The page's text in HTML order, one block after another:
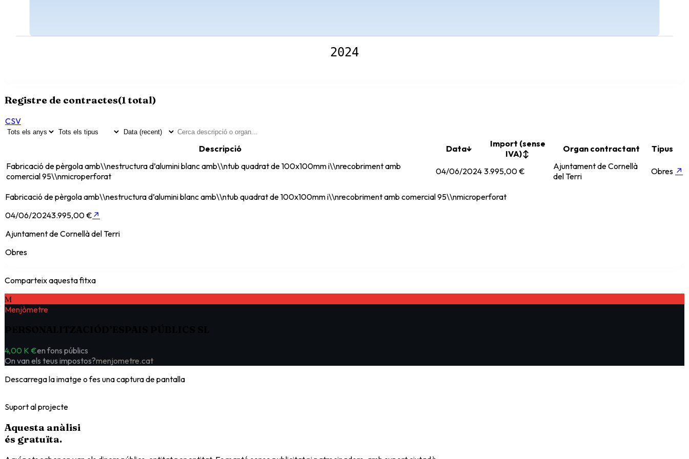
2024
Registre de contractes(1total)
CSV
Descripció Data↓
Import (sense
IVA)↕ Organ contractant
Tipus
Fabricació de pèrgola amb\\nestructura d’alumini blanc amb\\ntub quadrat de 100x100mm i\\nrecobriment amb
comercial 95\\nmicroperforat
04/06/2024 3.995,00 €
Ajuntament de Cornellà
del Terri
Obres ↗
Fabricació de pèrgola amb\\nestructura d’alumini blanc amb\\ntub quadrat de 100x100mm i\\nrecobriment amb comercial 95\\nmicroperforat
04/06/20243.995,00 € ↗
Ajuntament de Cornellà del Terri
Obres
Comparteix aquesta fitxa
M
Menjòmetre
4,00 K €en fons públics
On van els teus impostos?menjometre.cat
Descarrega la imatge o fes una captura de pantalla
Suport al projecte
Aquesta anàlisi
és gratuïta.